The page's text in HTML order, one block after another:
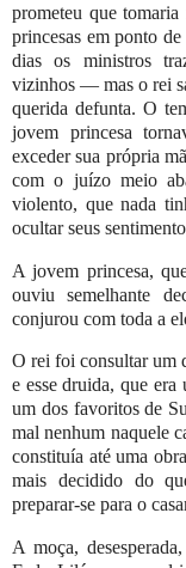
prometeu que
princesas em ponto
dias os ministros
vizinhos — mas o rei
querida defunta. O
jovem princesa
exceder sua própria
com o juízo meio
violento, que nada
ocultar seus
A jovem princesa,
ouviu semelhante
conjurou com toda a
O rei foi consultar um
e esse druida, que era
um dos favoritos de
mal nenhum naquele
constituía até uma
mais decidido do
preparar-se para o
A moça,